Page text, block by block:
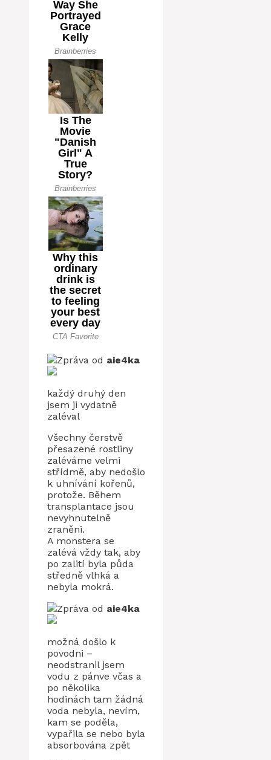
Zpráva od aie4ka
každý druhý den
jsem ji vydatně
zaléval
Všechny čerstvě
přesazené rostliny
zaléváme velmi
střídmě, aby nedošlo
k uhnívání kořenů,
protože. Během
transplantace jsou
nevyhnutelně
zraněni.
A monstera se
zalévá vždy tak, aby
po zalití byla půda
středně vlhká a
nebyla mokrá.
Zpráva od aie4ka
možná došlo k
povodni –
neodstranil jsem
vodu z pánve včas a
po několika
hodinách tam žádná
voda nebyla, nevím,
kam se poděla,
vypařila se nebo byla
absorbována zpět